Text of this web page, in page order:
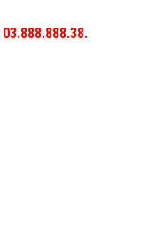
03.888.888.38.